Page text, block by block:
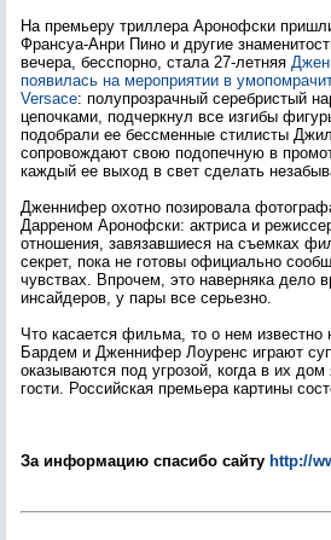
На премьеру триллера Аронофски
Франсуа-Анри Пино и другие
вечера, бесспорно, стала 27-летняя
появилась на мероприятии в
Versace: полупрозрачный серебристый
цепочками, подчеркнул все изгибы
подобрали ее бессменные стилисты
сопровождают свою подопечную в
каждый ее выход в свет сделать
Дженнифер охотно позировала
Дарреном Аронофски: актриса и
отношения, завязавшиеся на съемках
секрет, пока не готовы официально
чувствах. Впрочем, это наверняка дело
инсайдеров, у пары все серьезно.
Что касается фильма, то о нем известно
Бардем и Дженнифер Лоуренс играют
оказываются под угрозой, когда в их
гости. Российская премьера картины
За информацию спасибо сайту http://